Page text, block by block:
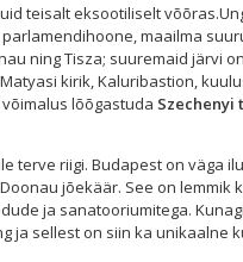
teisalt eksootiliselt
maailma
ning Tisza; suuremaid järvi
kirik, Kaluribastion,
lõõgastuda Szechenyi
riigi. Budapest on väga
jõekäär. See on
ja sanatooriumitega.
sellest on siin ka